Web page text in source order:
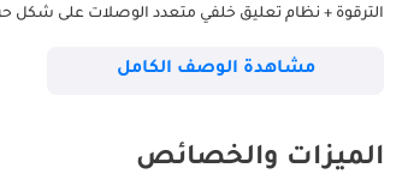
مشاهدة الوصف الكامل
الميزات والخصائص